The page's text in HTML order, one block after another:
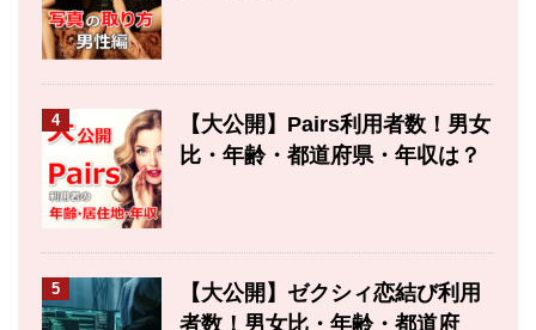
4
【大公開】Pairs利用者数！男女
比・年齢・都道府県・年収は？
5
【大公開】ゼクシィ恋結び利用
者数！男女比・年齢・都道府